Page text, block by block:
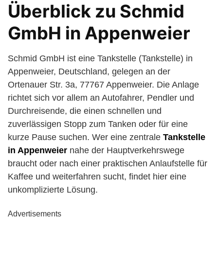
Überblick zu Schmid
GmbH in Appenweier
Schmid GmbH ist eine Tankstelle (Tankstelle) in
Appenweier, Deutschland, gelegen an der
Ortenauer Str. 3a, 77767 Appenweier. Die Anlage
richtet sich vor allem an Autofahrer, Pendler und
Durchreisende, die einen schnellen und
zuverlässigen Stopp zum Tanken oder für eine
kurze Pause suchen. Wer eine zentrale Tankstelle
in Appenweier nahe der Hauptverkehrswege
braucht oder nach einer praktischen Anlaufstelle für
Kaffee und weiterfahren sucht, findet hier eine
unkomplizierte Lösung.
Advertisements